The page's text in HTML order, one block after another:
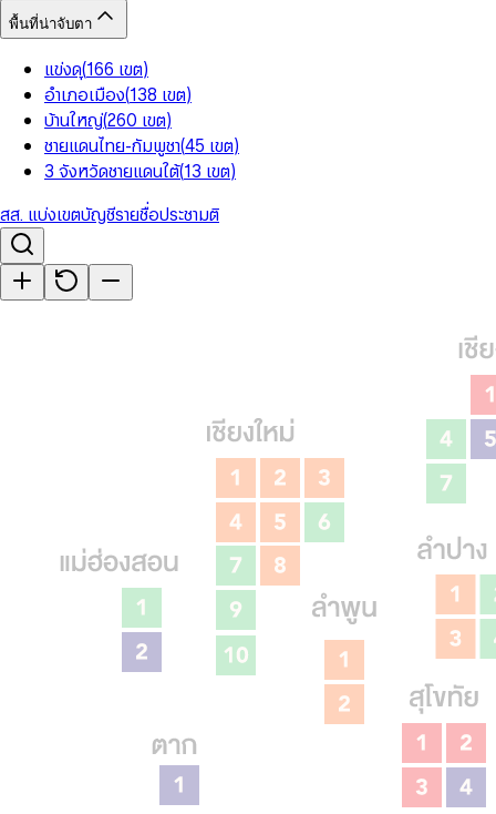
พื้นที่น่าจับตา
แข่งดุ(166 เขต)
อำเภอเมือง(138 เขต)
บ้านใหญ่(260 เขต)
ชายแดนไทย-กัมพูชา(45 เขต)
3 จังหวัดชายแดนใต้(13 เขต)
สส. แบ่งเขตบัญชีรายชื่อประชามติ